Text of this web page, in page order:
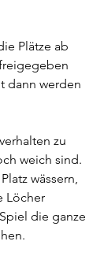
Plätze ab
dann werden
zu
weich sind.
wässern,
Löcher
die ganze